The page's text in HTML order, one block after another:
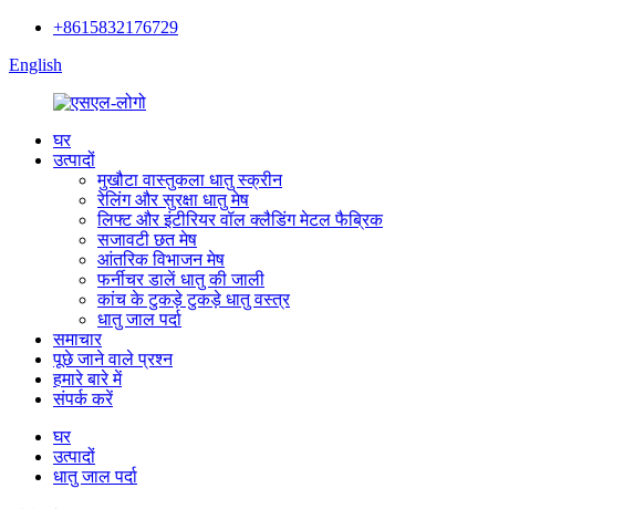
+8615832176729
English
घर
उत्पादों
मुखौटा वास्तुकला धातु स्क्रीन
रेलिंग और सुरक्षा धातु मेष
लिफ्ट और इंटीरियर वॉल क्लैडिंग मेटल फैब्रिक
सजावटी छत मेष
आंतरिक विभाजन मेष
फर्नीचर डालें धातु की जाली
कांच के टुकड़े टुकड़े धातु वस्त्र
धातु जाल पर्दा
समाचार
पूछे जाने वाले प्रश्न
हमारे बारे में
संपर्क करें
घर
उत्पादों
धातु जाल पर्दा